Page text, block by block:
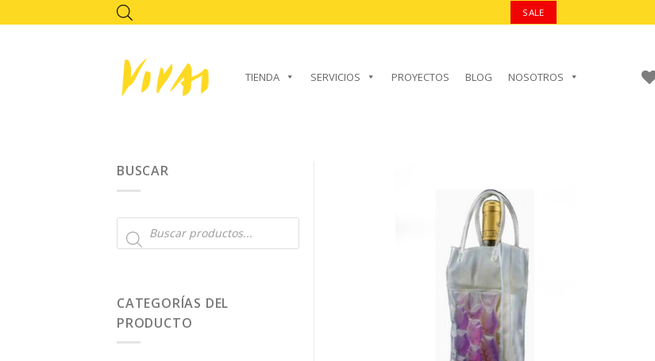
to
SALE
TIENDA SERVICIOS PROYECTOS BLOG NOSOTROS
BUSCAR
Búsqueda
de
CATEGORÍAS DEL
PRODUCTO